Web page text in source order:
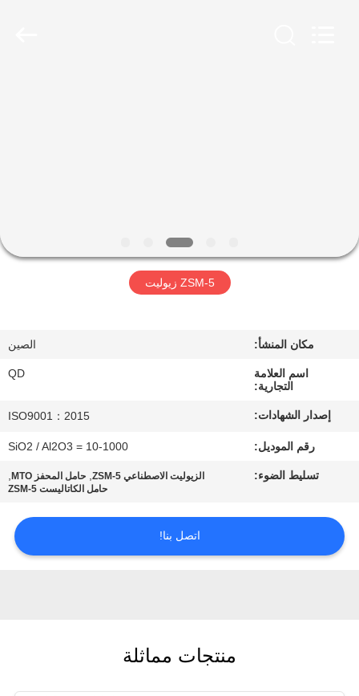
جولة
اتصل
أخبار
ZSM-5 زيوليت
مكان المنشأ: الصين
اسم العلامة
التجارية:
QD
إصدار الشهادات: ISO9001：2015
رقم الموديل: SiO2 / Al2O3 = 10-1000
تسليط الضوء: الزيوليت الاصطناعي ZSM-5 , حامل المحفز MTO ,
حامل الكاتاليست ZSM-5
اتصل بنا!
منتجات مماثلة